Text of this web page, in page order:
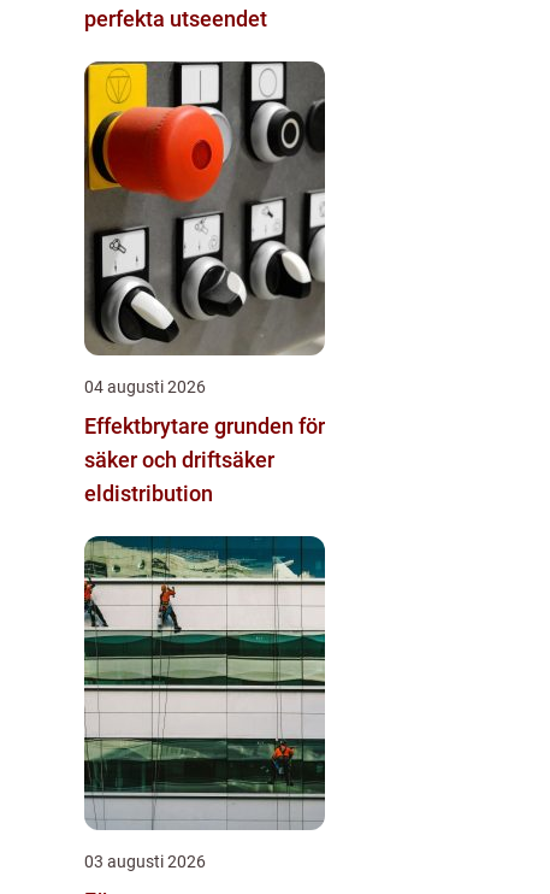
perfekta utseendet
04 augusti 2026
Effektbrytare grunden för
säker och driftsäker
eldistribution
03 augusti 2026